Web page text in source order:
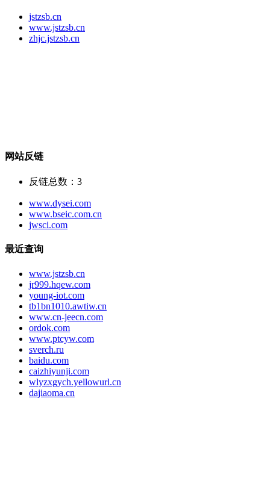
jstzsb.cn
www.jstzsb.cn
zhjc.jstzsb.cn
网站反链
反链总数： 3
www.dysei.com
www.bseic.com.cn
jwsci.com
最近查询
www.jstzsb.cn
jr999.hqew.com
young-iot.com
tb1bn1010.awtiw.cn
www.cn-jeecn.com
ordok.com
www.ptcyw.com
sverch.ru
baidu.com
caizhiyunji.com
wlyzxgych.yellowurl.cn
dajiaoma.cn